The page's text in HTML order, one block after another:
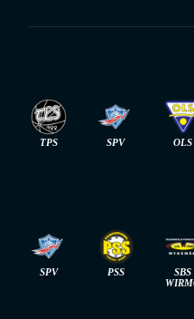
TPS SPV OLS
SPV PSS
SBS